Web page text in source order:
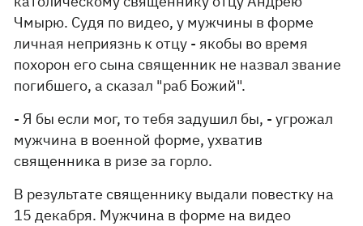
Чмырю. Судя по видео, у мужчины в форме
личная неприязнь к отцу - якобы во время
похорон его сына священник не назвал звание
погибшего, а сказал "раб Божий".
- Я бы если мог, то тебя задушил бы, - угрожал
мужчина в военной форме, ухватив
священника в ризе за горло.
В результате священнику выдали повестку на
15 декабря. Мужчина в форме на видео